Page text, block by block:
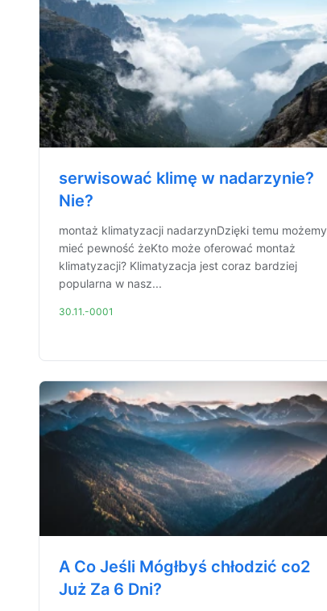
serwisować klimę w nadarzynie?
Nie?
montaż klimatyzacji nadarzynDzięki temu możemy
mieć pewność żeKto może oferować montaż
klimatyzacji? Klimatyzacja jest coraz bardziej
popularna w nasz...
30.11.-0001
A Co Jeśli Mógłbyś chłodzić co2
Już Za 6 Dni?